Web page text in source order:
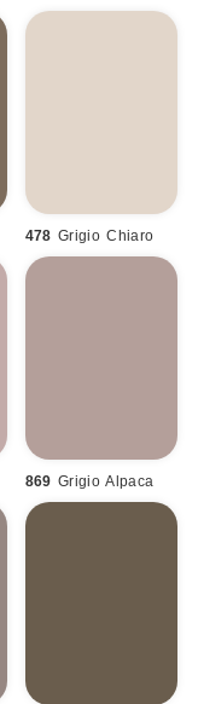
478 Grigio Chiaro
869 Grigio Alpaca